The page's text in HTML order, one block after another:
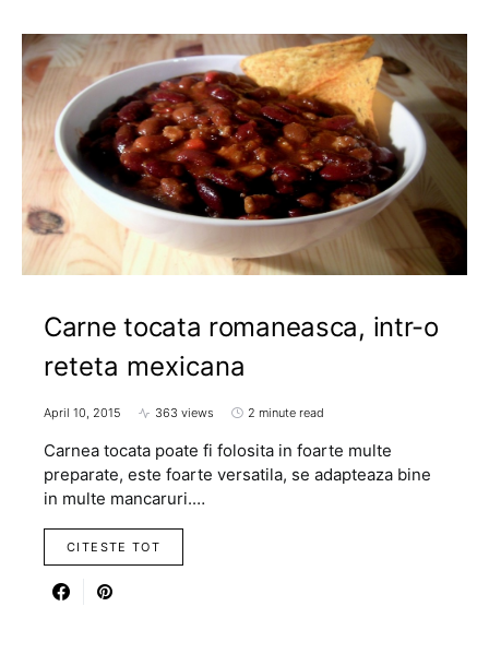
Carne tocata romaneasca, intr-o
reteta mexicana
April 10, 2015 363 views 2 minute read
Carnea tocata poate fi folosita in foarte multe
preparate, este foarte versatila, se adapteaza bine
in multe mancaruri.…
CITESTE TOT